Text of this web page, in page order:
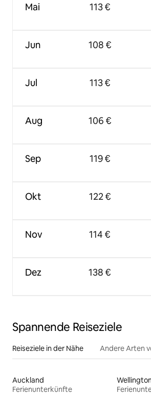
Mai
Jun
Jul
Aug
Sep
Okt
Nov
Dez
113 €
108 €
113 €
106 €
119 €
122 €
114 €
138 €
Spannende Reiseziele
Reiseziele in der Nähe Andere Arten
Auckland
Ferienunterkünfte